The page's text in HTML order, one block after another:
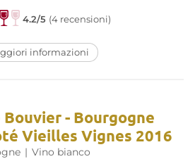
4.2/5 (4 recensioni)
informazioni
Bouvier - Bourgogne
Vieilles Vignes 2016
| Vino bianco